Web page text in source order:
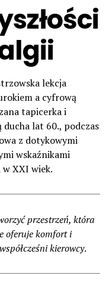
lekcja
a cyfrową
tapicerka i
lat 60., podczas
z dotykowymi
wskaźnikami
XXI wiek.
przestrzeń, która
oferuje komfort i
kierowcy.